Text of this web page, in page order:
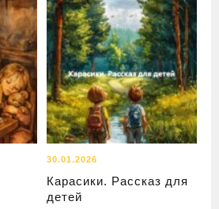
30.01.2026
Карасики. Рассказ для
детей